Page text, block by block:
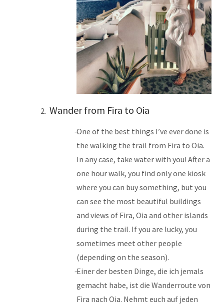
Wander from Fira to Oia
One of the best things I’ve ever done is
the walking the trail from Fira to Oia.
In any case, take water with you! After a
one hour walk, you find only one kiosk
where you can buy something, but you
can see the most beautiful buildings
and views of Fira, Oia and other islands
during the trail. If you are lucky, you
sometimes meet other people
(depending on the season).
Einer der besten Dinge, die ich jemals
gemacht habe, ist die Wanderroute von
Fira nach Oia. Nehmt euch auf jeden